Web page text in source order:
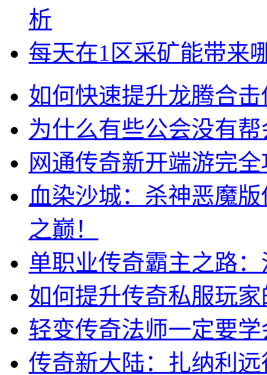
析
每天在1区采矿能带来
如何快速提升龙腾合
为什么有些公会没有
网通传奇新开端游完
血染沙城：杀神恶魔
之巅！
单职业传奇霸主之路
如何提升传奇私服玩
轻变传奇法师一定要
传奇新大陆：扎纳利